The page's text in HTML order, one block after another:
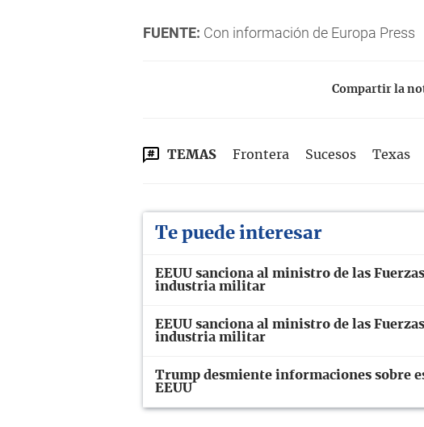
FUENTE: Con información de Europa Press
Compartir la
TEMAS Frontera Sucesos Texas
Te puede interesar
EEUU sanciona al ministro de las
industria militar
EEUU sanciona al ministro de las
industria militar
Trump desmiente informaciones sobre
EEUU